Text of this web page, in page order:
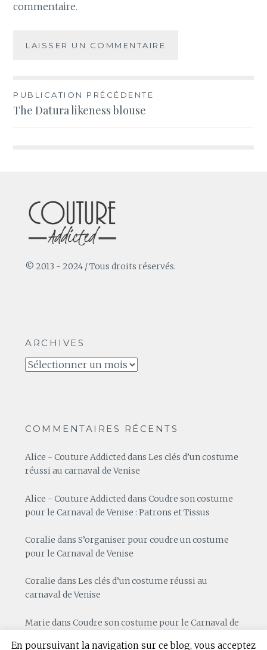
commentaire.
Navigation
de
PUBLICATION PRÉCÉDENTE
The Datura likeness blouse
© 2013 - 2024 / Tous droits réservés.
ARCHIVES
Archives
COMMENTAIRES RÉCENTS
Alice - Couture AddicteddansLes clés d’un costume
réussi au carnaval de Venise
Alice - Couture Addicted dansCoudre son costume
pour le Carnaval de Venise : Patrons et Tissus
Coralie dansS’organiser pour coudre un costume
pour le Carnaval de Venise
Coralie dansLes clés d’un costume réussi au
carnaval de Venise
Marie dansCoudre son costume pour le Carnaval de
En poursuivant la navigation sur ce blog, vous acceptez